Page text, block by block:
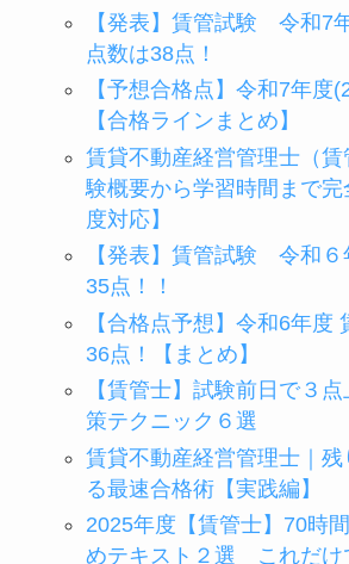
【発表】賃管試験 令和7
点数は38点！
【予想合格点】令和7年度
【合格ラインまとめ】
賃貸不動産経営管理士（
験概要から学習時間まで
度対応】
【発表】賃管試験 令和６
35点！！
【合格点予想】令和6年度
36点！【まとめ】
【賃管士】試験前日で３
策テクニック６選
賃貸不動産経営管理士｜
る最速合格術【実践編】
2025年度【賃管士】70時
めテキスト２選 これだけ